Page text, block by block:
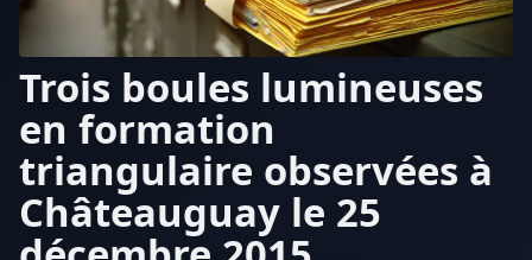
Trois boules lumineuses
en formation
triangulaire observées à
Châteauguay le 25